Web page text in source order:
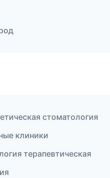
стоматология
клиники
терапевтическая